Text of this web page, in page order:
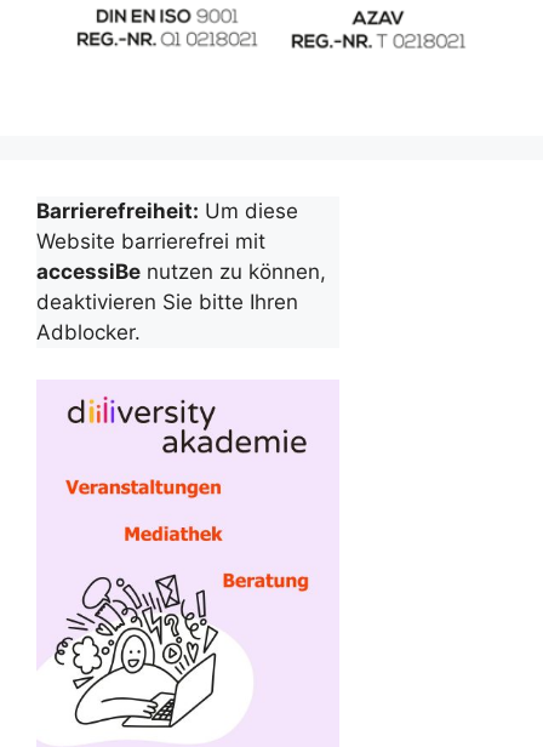
Barrierefreiheit: Um diese
Website barrierefrei mit
accessiBe nutzen zu können,
deaktivieren Sie bitte Ihren
Adblocker.